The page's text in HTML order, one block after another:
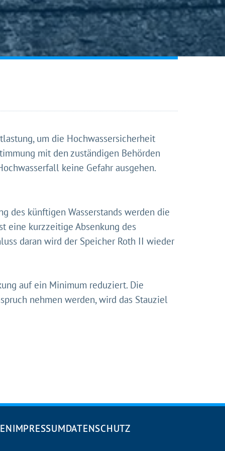
um die Hochwassersicherheit
mit den zuständigen Behörden
keine Gefahr ausgehen.
des künftigen Wasserstands werden die
eine kurzzeitige Absenkung des
daran wird der Speicher Roth II wieder
auf ein Minimum reduziert. Die
nehmen werden, wird das Stauziel
IMPRESSUMDATENSCHUTZ
diese